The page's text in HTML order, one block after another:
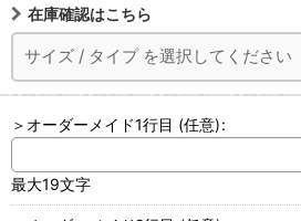
在庫確認はこちら
サイズ / タイプ を選択してください
＞オーダーメイド1行目 (任意):
最大19文字